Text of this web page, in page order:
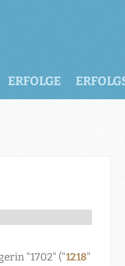
ERFOLGE
"1702" ("1218"